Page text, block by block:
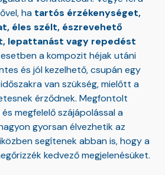
ha tartós érzékenységet,
éles szélt, észrevehető
lepattanást vagy repedést
a kompozit héjak utáni
és jól kezelhető, csupán egy
van szükség, mielőtt a
érződnek. Megfontolt
megfelelő szájápolással a
gyorsan élvezhetik az
segítenek abban is, hogy a
kedvező megjelenésüket.